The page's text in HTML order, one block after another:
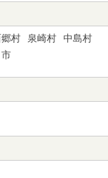
村 泉崎村
中島村